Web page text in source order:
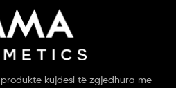
kujdesi të zgjedhura me